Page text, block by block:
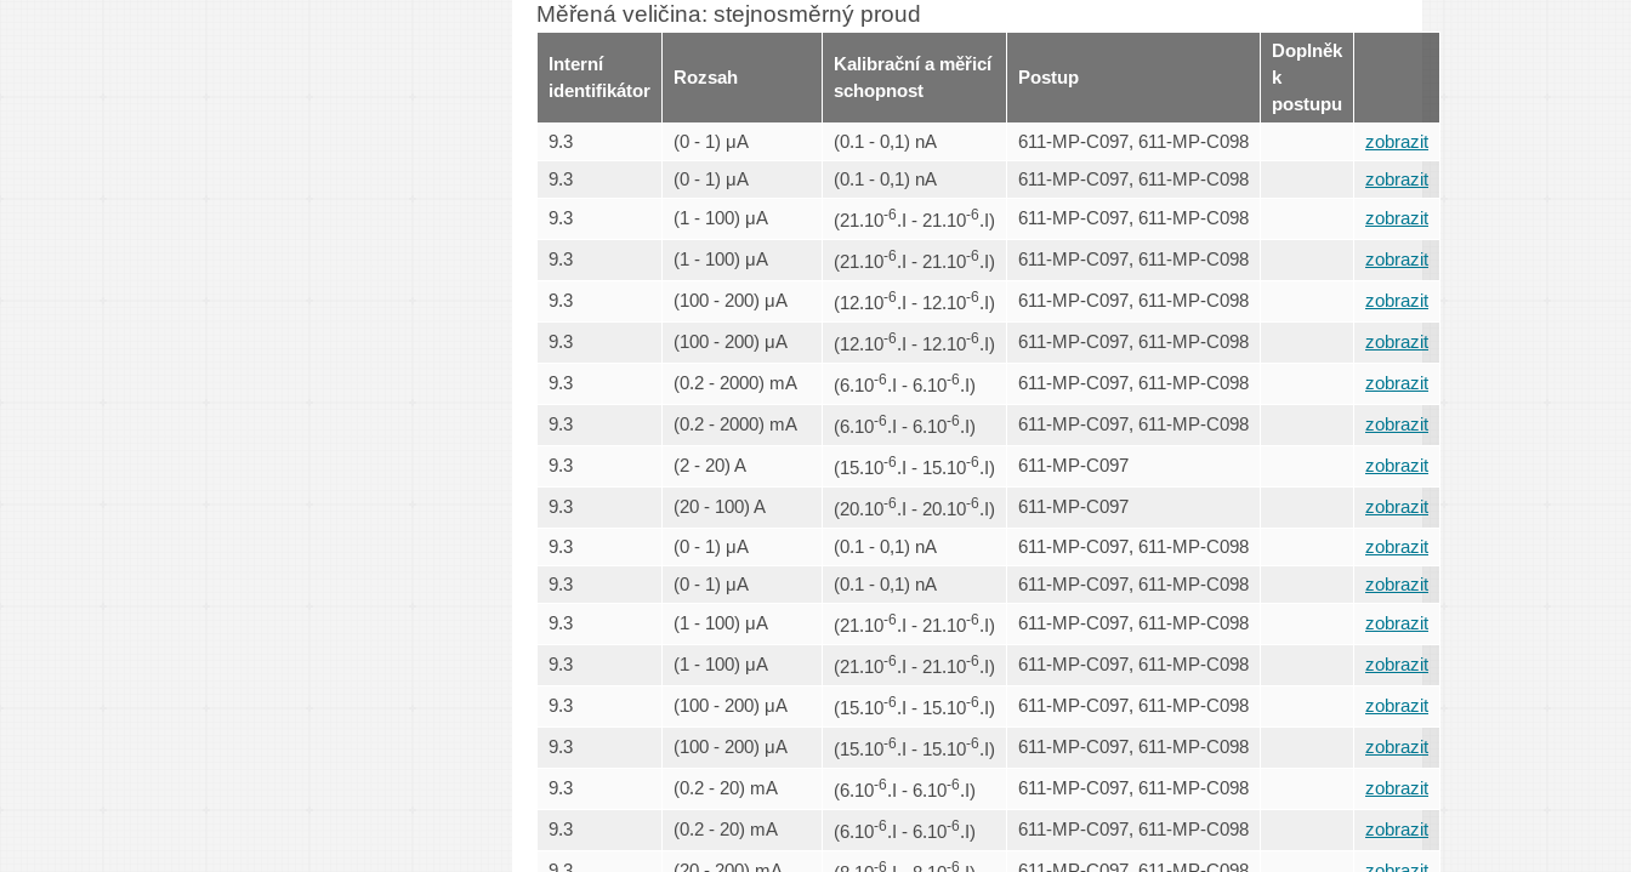
Měřená veličina: stejnosměrný proud
Interní
identifikátor
Rozsah
Kalibrační a měřicí
schopnost
Postup
Doplněk
k
postupu
9.3
(0 - 1) μA (0.1 - 0,1) nA 611-MP-C097, 611-MP-C098
zobrazit
9.3
(0 - 1) μA (0.1 - 0,1) nA 611-MP-C097, 611-MP-C098
zobrazit
9.3
(1 - 100) μA (21.10-6.I - 21.10-6.I) 611-MP-C097, 611-MP-C098 zobrazit
9.3 (1 - 100) μA (21.10-6.I - 21.10-6.I) 611-MP-C097, 611-MP-C098 zobrazit
9.3 (100 - 200) μA (12.10-6.I - 12.10-6.I) 611-MP-C097, 611-MP-C098 zobrazit
9.3 (100 - 200) μA (12.10-6.I - 12.10-6.I) 611-MP-C097, 611-MP-C098 zobrazit
9.3 (0.2 - 2000) mA (6.10-6.I - 6.10-6.I) 611-MP-C097, 611-MP-C098 zobrazit
9.3 (0.2 - 2000) mA (6.10-6.I - 6.10-6.I) 611-MP-C097, 611-MP-C098 zobrazit
9.3 (2 - 20) A (15.10-6.I - 15.10-6.I) 611-MP-C097 zobrazit
9.3 (20 - 100) A (20.10-6.I - 20.10-6.I) 611-MP-C097 zobrazit
9.3 (0 - 1) μA (0.1 - 0,1) nA 611-MP-C097, 611-MP-C098
zobrazit
9.3
(0 - 1) μA (0.1 - 0,1) nA 611-MP-C097, 611-MP-C098
zobrazit
9.3
(1 - 100) μA (21.10-6.I - 21.10-6.I) 611-MP-C097, 611-MP-C098 zobrazit
9.3 (1 - 100) μA (21.10-6.I - 21.10-6.I) 611-MP-C097, 611-MP-C098 zobrazit
9.3 (100 - 200) μA (15.10-6.I - 15.10-6.I) 611-MP-C097, 611-MP-C098 zobrazit
9.3 (100 - 200) μA (15.10-6.I - 15.10-6.I) 611-MP-C097, 611-MP-C098 zobrazit
9.3 (0.2 - 20) mA (6.10-6.I - 6.10-6.I) 611-MP-C097, 611-MP-C098 zobrazit
9.3 (0.2 - 20) mA (6.10-6.I - 6.10-6.I) 611-MP-C097, 611-MP-C098 zobrazit
-6 -6